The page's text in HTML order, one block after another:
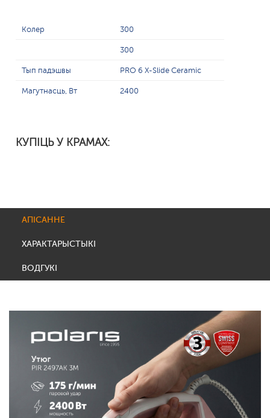
Колер 300
300
Тып падэшвы PRO 6 X-Slide Ceramic
Магутнасць, Вт 2400
КУПІЦЬ У КРАМАХ:
АПІСАННЕ
ХАРАКТАРЫСТЫКІ
ВОДГУКІ